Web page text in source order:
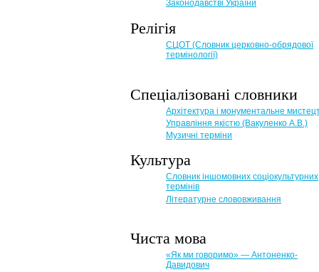
Законодавстві України
Релігія
СЦОТ (Словник церковно-обрядової
термінології)
Спеціалізовані словники
Архітектура і монументальне
Управління якістю (Вакуленко А.В.)
Музичні терміни
Культура
Словник іншомовних соціокультурних
термінів
Літературне слововживання
Чиста мова
«Як ми говоримо» — Антоненко-
Давидович